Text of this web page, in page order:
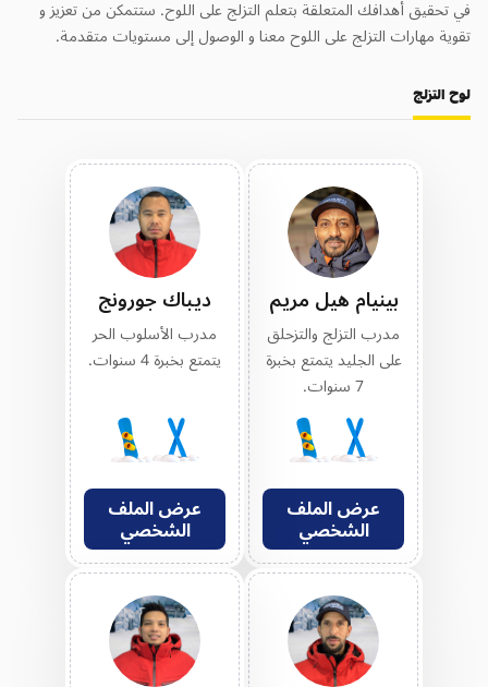
في تحقيق أهدافك المتعلقة بتعلم التزلج على اللوح. ستتمكن من تعزيز و
تقوية مهارات التزلج على اللوح معنا و الوصول إلى مستويات متقدمة.
لوح التزلج
بينيام هيل مريم
مدرب التزلج والتزحلق
على الجليد يتمتع بخبرة
7 سنوات.
عرض الملف
الشخصي
ديباك جورونج
مدرب الأسلوب الحر
يتمتع بخبرة 4 سنوات.
عرض الملف
الشخصي